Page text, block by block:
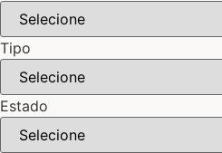
Tipo
Estado